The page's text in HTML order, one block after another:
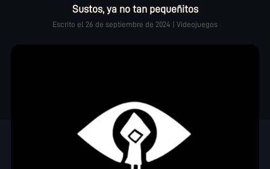
Sustos, ya no tan pequeñitos
Escrito el 26 de septiembre de 2024 | Videojuegos